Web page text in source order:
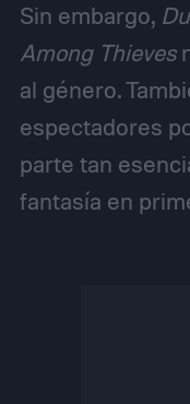
Sin embargo,
Among Thieves
al género.
espectadores
parte tan
fantasía en